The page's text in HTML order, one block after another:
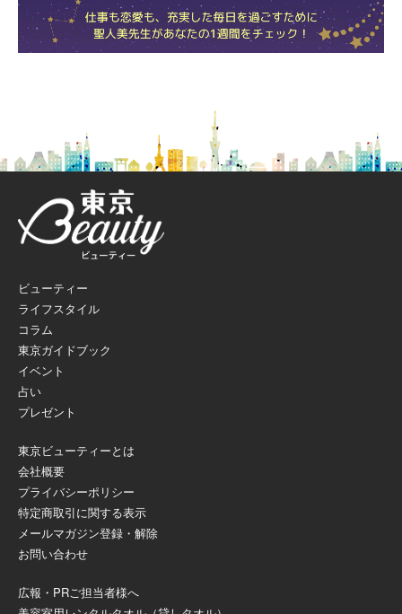
ビューティー
ライフスタイル
コラム
東京ガイドブック
イベント
占い
プレゼント
東京ビューティーとは
会社概要
プライバシーポリシー
特定商取引に関する表示
メールマガジン登録・解除
お問い合わせ
広報・PRご担当者様へ